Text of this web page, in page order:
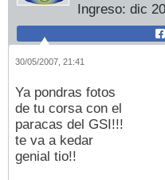
Ingreso: dic
30/05/2007, 21:41
Ya pondras fotos
de tu corsa con el
paracas del GSI!!!
te va a kedar
genial tio!!